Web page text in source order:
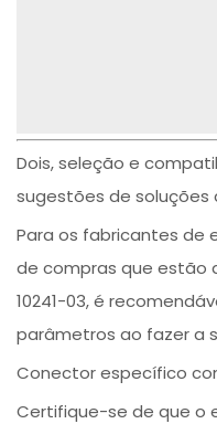
Dois, seleção e
sugestões de soluções
Para os fabricantes de
de compras que estão
10241-03, é
parâmetros ao fazer a
Conector específico
Certifique-se de que o